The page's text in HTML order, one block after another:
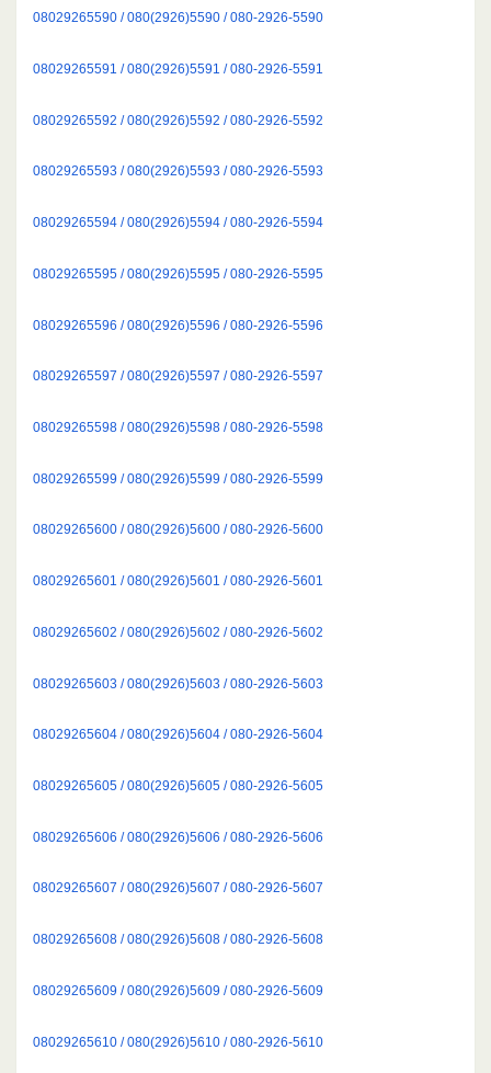
08029265590 / 080(2926)5590 / 080-2926-5590
08029265591 / 080(2926)5591 / 080-2926-5591
08029265592 / 080(2926)5592 / 080-2926-5592
08029265593 / 080(2926)5593 / 080-2926-5593
08029265594 / 080(2926)5594 / 080-2926-5594
08029265595 / 080(2926)5595 / 080-2926-5595
08029265596 / 080(2926)5596 / 080-2926-5596
08029265597 / 080(2926)5597 / 080-2926-5597
08029265598 / 080(2926)5598 / 080-2926-5598
08029265599 / 080(2926)5599 / 080-2926-5599
08029265600 / 080(2926)5600 / 080-2926-5600
08029265601 / 080(2926)5601 / 080-2926-5601
08029265602 / 080(2926)5602 / 080-2926-5602
08029265603 / 080(2926)5603 / 080-2926-5603
08029265604 / 080(2926)5604 / 080-2926-5604
08029265605 / 080(2926)5605 / 080-2926-5605
08029265606 / 080(2926)5606 / 080-2926-5606
08029265607 / 080(2926)5607 / 080-2926-5607
08029265608 / 080(2926)5608 / 080-2926-5608
08029265609 / 080(2926)5609 / 080-2926-5609
08029265610 / 080(2926)5610 / 080-2926-5610